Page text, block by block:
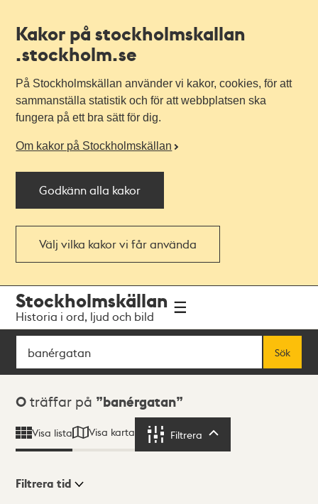
Kakor på stockholmskallan
.stockholm.se
På Stockholmskällan använder vi kakor, cookies, för att
sammanställa statistik och för att webbplatsen ska
fungera på ett bra sätt för dig.
Om kakor på Stockholmskällan
Godkänn alla kakor
Välj vilka kakor vi får använda
navigationen
huvudinnehållet
Stockholmskällan
Historia i ord, ljud och bild
Sök
Sök
Sökresultat
0 träffar på banérgatan
Visa lista Visa karta Filtrera
Filtrera tid